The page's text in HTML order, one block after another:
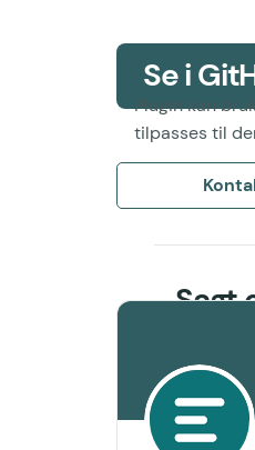
Se i
Plugin kan
tilpasses til
Sagt